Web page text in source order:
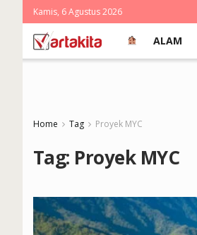
Kamis, 6 Agustus 2026
ALAM
Home Tag Proyek MYC
Tag: Proyek MYC